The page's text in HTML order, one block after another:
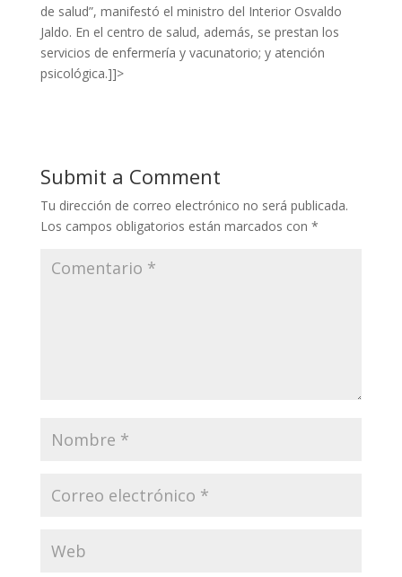
de salud”, manifestó el ministro del Interior Osvaldo
Jaldo. En el centro de salud, además, se prestan los
servicios de enfermería y vacunatorio; y atención
psicológica.]]>
Submit a Comment
Tu dirección de correo electrónico no será publicada.
Los campos obligatorios están marcados con *